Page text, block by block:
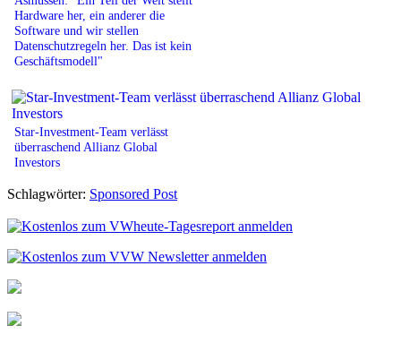
Hardware her, ein anderer die
Software und wir stellen
Datenschutzregeln her. Das ist kein
Geschäftsmodell"
Star-Investment-Team verlässt
überraschend Allianz Global
Investors
Schlagwörter: Sponsored Post